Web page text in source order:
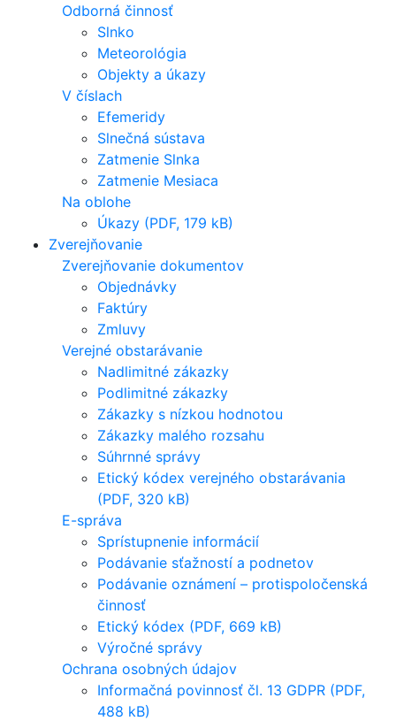
Odborná činnosť
Slnko
Meteorológia
Objekty a úkazy
V číslach
Efemeridy
Slnečná sústava
Zatmenie Slnka
Zatmenie Mesiaca
Na oblohe
Úkazy (PDF, 179 kB)
Zverejňovanie
Zverejňovanie dokumentov
Objednávky
Faktúry
Zmluvy
Verejné obstarávanie
Nadlimitné zákazky
Podlimitné zákazky
Zákazky s nízkou hodnotou
Zákazky malého rozsahu
Súhrnné správy
Etický kódex verejného obstarávania
(PDF, 320 kB)
E-správa
Sprístupnenie informácií
Podávanie sťažností a podnetov
Podávanie oznámení – protispoločenská
činnosť
Etický kódex (PDF, 669 kB)
Výročné správy
Ochrana osobných údajov
Informačná povinnosť čl. 13 GDPR (PDF,
488 kB)